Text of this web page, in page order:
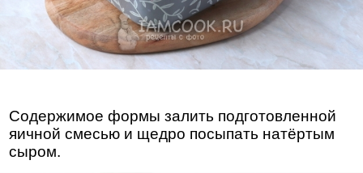
Содержимое формы залить подготовленной
яичной смесью и щедро посыпать натёртым
сыром.